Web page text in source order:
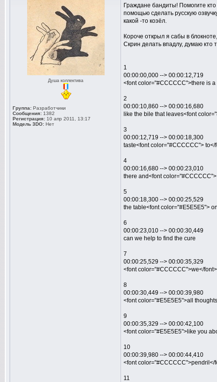
Душа коллектива
Группа: Разработчики
Сообщения: 1382
Регистрация: 10 апр 2011, 13:17
Модель 3DO: Нет
Граждане бандиты! Помогите кто
помощью сделать русскую
какой -то козёл.
Короче открыл я сабы в
Скрин делать впадлу, думаю кто
1
00:00:00,000 --> 00:00:12,719
<font color="#CCCCCC">there is
2
00:00:10,860 --> 00:00:16,680
like the bile that leaves<font
3
00:00:12,719 --> 00:00:18,300
taste<font color="#CCCCCC">
4
00:00:16,680 --> 00:00:23,010
there and<font
5
00:00:18,300 --> 00:00:25,529
the table<font color="#E5E5E5">
6
00:00:23,010 --> 00:00:30,449
can we help to find the cure
7
00:00:25,529 --> 00:00:35,329
<font color="#CCCCCC">we</
8
00:00:30,449 --> 00:00:39,980
<font color="#E5E5E5">all
9
00:00:35,329 --> 00:00:42,100
<font color="#E5E5E5">like you
10
00:00:39,980 --> 00:00:44,410
<font color="#CCCCCC">pendril</
11